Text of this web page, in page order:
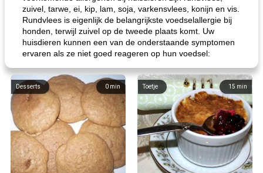
zuivel, tarwe, ei, kip, lam, soja, varkensvlees, konijn en vis.
Rundvlees is eigenlijk de belangrijkste voedselallergie bij
honden, terwijl zuivel op de tweede plaats komt. Uw
huisdieren kunnen een van de onderstaande symptomen
ervaren als ze niet goed reageren op hun voedsel:
0 min
Desserts 15 min
Toetje